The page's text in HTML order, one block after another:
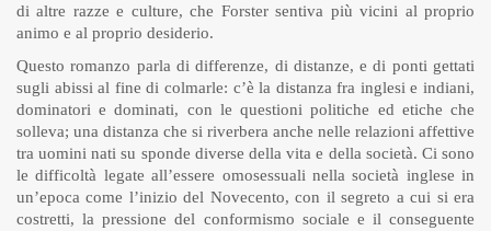
di altre razze e culture, che Forster sentiva più vicini al proprio
animo e al proprio desiderio.
Questo romanzo parla di differenze, di distanze, e di ponti gettati
sugli abissi al fine di colmarle: c’è la distanza fra inglesi e indiani,
dominatori e dominati, con le questioni politiche ed etiche che
solleva; una distanza che si riverbera anche nelle relazioni affettive
tra uomini nati su sponde diverse della vita e della società. Ci sono
le difficoltà legate all’essere omosessuali nella società inglese in
un’epoca come l’inizio del Novecento, con il segreto a cui si era
costretti, la pressione del conformismo sociale e il conseguente